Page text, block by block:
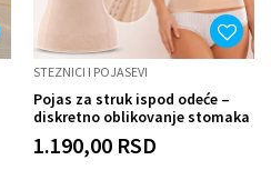
STEZNICI I POJASEVI
Pojas za struk ispod odeće –
diskretno oblikovanje stomaka
1.190,00 RSD